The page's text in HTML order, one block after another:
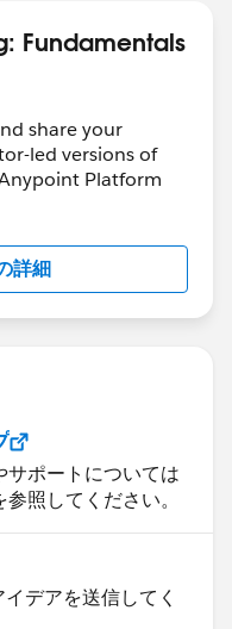
Fundamentals
share your
led versions of
Platform
詳細
サポートについては
照してください。
デアを送信してく